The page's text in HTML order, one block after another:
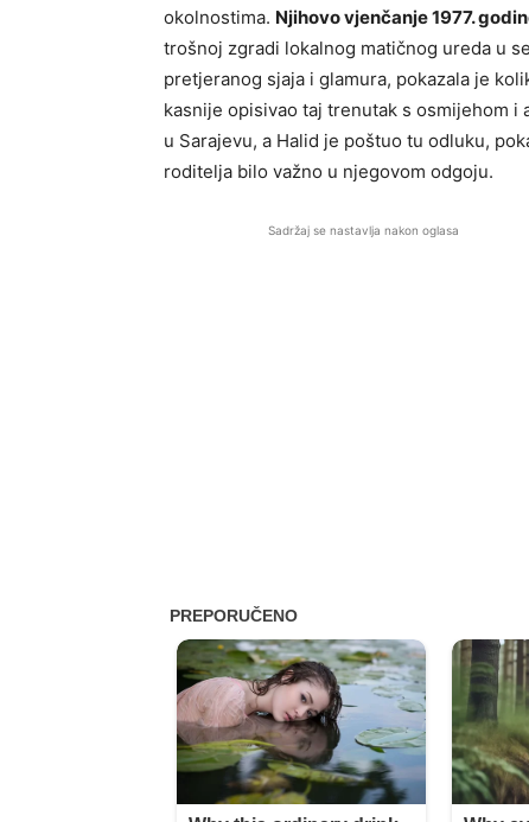
okolnostima. Njihovo vjenčanje 1977.
trošnoj zgradi lokalnog matičnog ureda u
pretjeranog sjaja i glamura, pokazala je
kasnije opisivao taj trenutak s osmijehom i
u Sarajevu, a Halid je poštuo tu odluku,
roditelja bilo važno u njegovom odgoju.
Sadržaj se nastavlja nakon oglasa